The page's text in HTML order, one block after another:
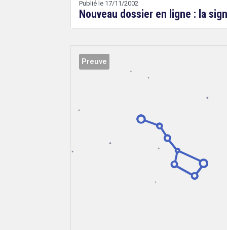
Publié le 17/11/2002
Nouveau dossier en ligne : la
Technologies
Preuve